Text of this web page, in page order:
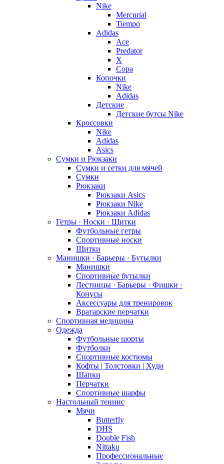
Nike
Mercurial
Tiempo
Adidas
Ace
Predator
X
Copa
Копочки
Nike
Adidas
Детские
Детские бутсы Nike
Кроссовки
Nike
Adidas
Asics
Сумки и Рюкзаки
Сумки и сетки для мячей
Сумки
Рюкзаки
Рюкзаки Asics
Рюкзаки Nike
Рюкзаки Adidas
Гетры · Носки · Щитки
Футбольные гетры
Спортивные носки
Щитки
Манишки · Барьеры · Бутылки
Манишки
Спортивные бутылки
Лестницы · Барьеры · Фишки ·
Конусы
Аксессуары для тренировок
Вратарские перчатки
Спортивная медицина
Одежда
Футбольные шорты
Футболки
Спортивные костюмы
Кофты | Толстовки | Худи
Шапки
Перчатки
Спортивные шарфы
Настольный теннис
Мячи
Butterfly
DHS
Double Fish
Nittaku
Профессиональные